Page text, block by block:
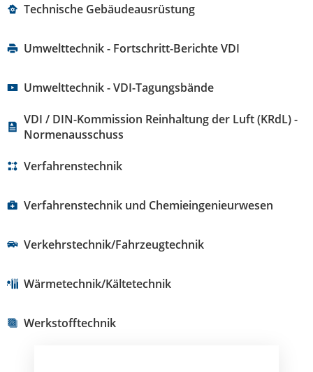
Technische Gebäudeausrüstung
Umwelttechnik - Fortschritt-Berichte VDI
Umwelttechnik - VDI-Tagungsbände
VDI / DIN-Kommission Reinhaltung der Luft (KRdL) -
Normenausschuss
Verfahrenstechnik
Verfahrenstechnik und Chemieingenieurwesen
Verkehrstechnik/Fahrzeugtechnik
Wärmetechnik/Kältetechnik
Werkstofftechnik